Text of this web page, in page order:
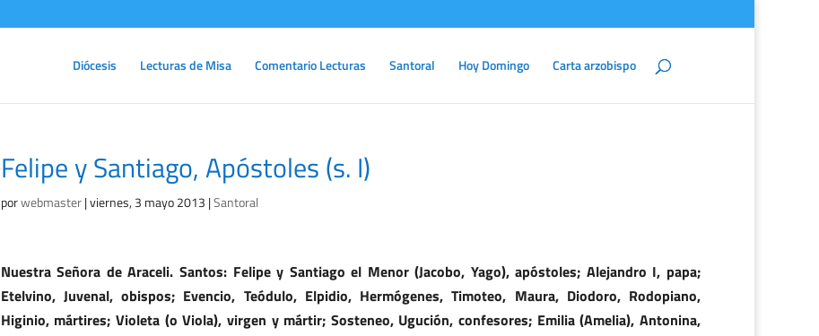
Diócesis Lecturas de Misa Comentario Lecturas Santoral Hoy Domingo Carta arzobispo
Felipe y Santiago, Apóstoles (s. I)
porwebmaster|viernes, 3 mayo 2013 |Santoral
Nuestra Señora de Araceli. Santos: Felipe y Santiago el Menor (Jacobo, Yago), apóstoles; Alejandro I, papa;
Etelvino, Juvenal, obispos; Evencio, Teódulo, Elpidio, Hermógenes, Timoteo, Maura, Diodoro, Rodopiano,
Higinio, mártires; Violeta (o Viola), virgen y mártir; Sosteneo, Ugución, confesores; Emilia (Amelia), Antonina,